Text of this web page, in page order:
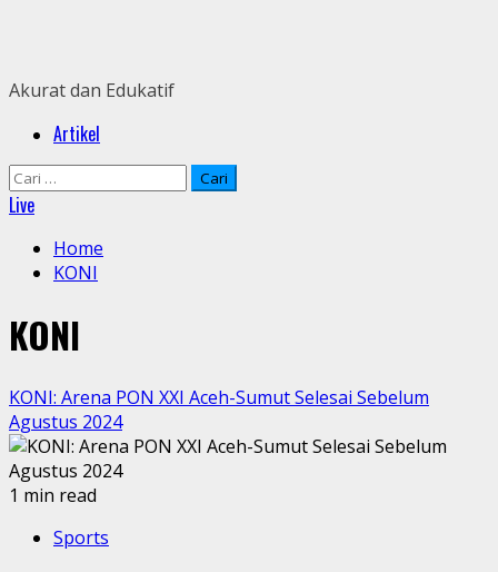
Akurat dan Edukatif
PrimaryArtikel
Cari
untuk:
Live
Home
KONI
KONI
KONI: Arena PON XXI Aceh-Sumut Selesai Sebelum
Agustus 2024
1 min read
Sports